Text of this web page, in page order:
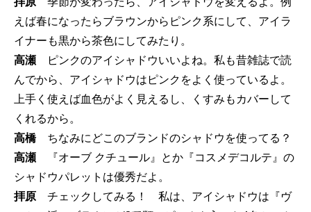
えば春になったらブラウンからピンク系にして、アイラ
イナーも黒から茶色にしてみたり。
高瀬 ピンクのアイシャドウいいよね。私も昔雑誌で読
んでから、アイシャドウはピンクをよく使っているよ。
上手く使えば血色がよく見えるし、くすみもカバーして
くれるから。
高橋ちなみにどこのブランドのシャドウを使ってる？
高瀬 『オーブ クチュール』とか『コスメデコルテ』の
シャドウパレットは優秀だよ。
拝原 チェックしてみる！ 私は、アイシャドウは『ヴ